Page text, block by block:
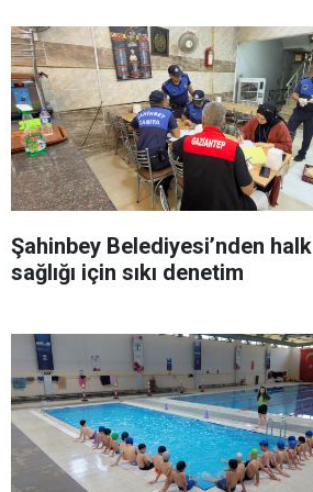
Şahinbey Belediyesi’nden halk
sağlığı için sıkı denetim